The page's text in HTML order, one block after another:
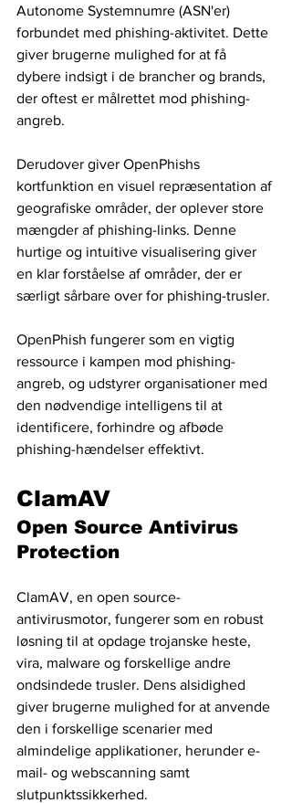
Autonome Systemnumre (ASN'er)
forbundet med phishing-aktivitet. Dette
giver brugerne mulighed for at få
dybere indsigt i de brancher og brands,
der oftest er målrettet mod phishing-
angreb.
Derudover giver OpenPhishs
kortfunktion en visuel repræsentation af
geografiske områder, der oplever store
mængder af phishing-links. Denne
hurtige og intuitive visualisering giver
en klar forståelse af områder, der er
særligt sårbare over for phishing-trusler.
OpenPhish fungerer som en vigtig
ressource i kampen mod phishing-
angreb, og udstyrer organisationer med
den nødvendige intelligens til at
identificere, forhindre og afbøde
phishing-hændelser effektivt.
ClamAV
Open Source Antivirus
Protection
ClamAV, en open source-
antivirusmotor, fungerer som en robust
løsning til at opdage trojanske heste,
vira, malware og forskellige andre
ondsindede trusler. Dens alsidighed
giver brugerne mulighed for at anvende
den i forskellige scenarier med
almindelige applikationer, herunder e-
mail- og webscanning samt
slutpunktssikkerhed.